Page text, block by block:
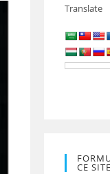
Translate
CE